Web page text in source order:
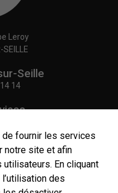
Leroy
Seille
14
48fournir les services
notre site et afin
utilisateurs. En cliquant
l’utilisation des